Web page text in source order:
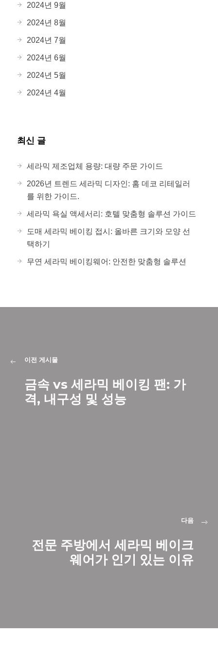
2024년 9월
2024년 8월
2024년 7월
2024년 6월
2024년 5월
2024년 4월
최신 글
세라믹 제조업체 용량: 대량 주문 가이드
2026년 트렌드 세라믹 디자인: 홈 데코 리테일러
를 위한 가이드.
세라믹 욕실 액세서리: 호텔 맞춤형 솔루션 가이드
도매 세라믹 베이킹 접시: 올바른 크기와 모양 선
택하기
무연 세라믹 베이킹웨어: 안전한 맞춤형 솔루션
이전 게시물
금속 vs 세라믹 베이킹 팬: 가
격, 내구성 및 성능
다음
전문 주방에서 세라믹 베이크
웨어가 인기 있는 이유